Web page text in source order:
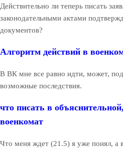
Действительно ли теперь писать
законодательными актами
документов?
Алгоритм действий в
В ВК мне все равно идти, может,
возможные последствия.
что писать в
военкомат
Что меня ждет (21.5) я уже понял, а